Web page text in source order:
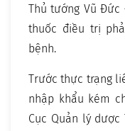
Thủ tướng Vũ
thuốc điều trị
bệnh.
Trước thực trạng
nhập khẩu kém
Cục Quản lý dược